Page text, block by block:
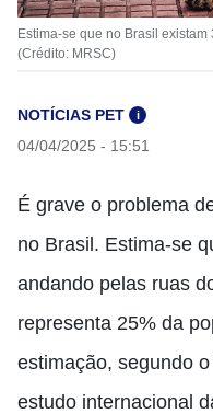
Estima-se que no Brasil
(Crédito: MRSC)
NOTÍCIAS PET i
04/04/2025 - 15:51
É grave o problema
no Brasil. Estima-se
andando pelas ruas
representa 25% da
estimação, segundo o
estudo internacional